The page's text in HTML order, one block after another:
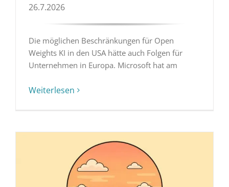
26.7.2026
Die möglichen Beschränkungen für Open
Weights KI in den USA hätte auch Folgen für
Unternehmen in Europa. Microsoft hat am
Weiterlesen